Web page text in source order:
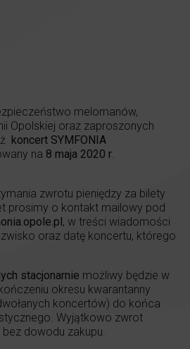
melomanów,
Opolskiej oraz zaproszonych
koncert SYMFONIA
na 8 maja 2020 r.
zwrotu pieniędzy za bilety
prosimy o kontakt mailowy pod
, w treści wiadomości
oraz datę koncertu, którego
stacjonarnie możliwy będzie w
okresu kwarantanny
koncertów) do końca
Wyjątkowo zwrot
dowodu zakupu.